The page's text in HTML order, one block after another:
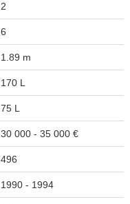
2
6
1.89 m
170 L
75 L
30 000 - 35 000 €
496
1990 - 1994